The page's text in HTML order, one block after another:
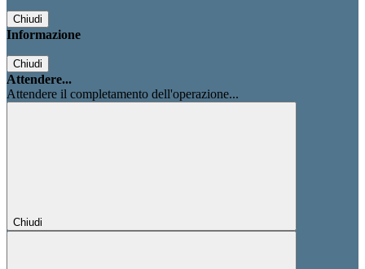
Chiudi
Informazione
Chiudi
Attendere...
Attendere il completamento dell'operazione...
Chiudi